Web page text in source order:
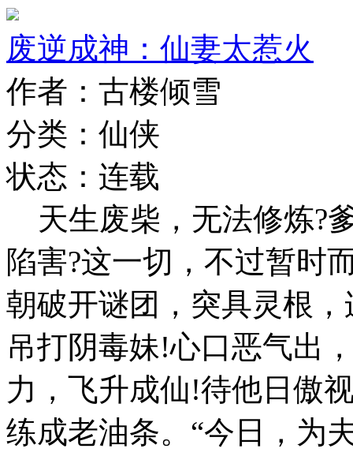
废逆成神：仙妻太惹火
作者：古楼倾雪
分类：仙侠
状态：连载
天生废柴，无法修炼?
陷害?这一切，不过暂时
朝破开谜团，突具灵根
吊打阴毒妹!心口恶气出
力，飞升成仙!待他日傲
练成老油条。“今日，